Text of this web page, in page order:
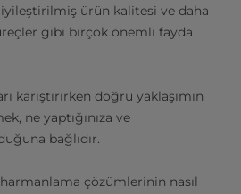
iyileştirilmiş ürün kalitesi ve daha
gibi birçok önemli fayda
karıştırırken doğru yaklaşımın
ne yaptığınıza ve
bağlıdır.
çözümlerinin nasıl